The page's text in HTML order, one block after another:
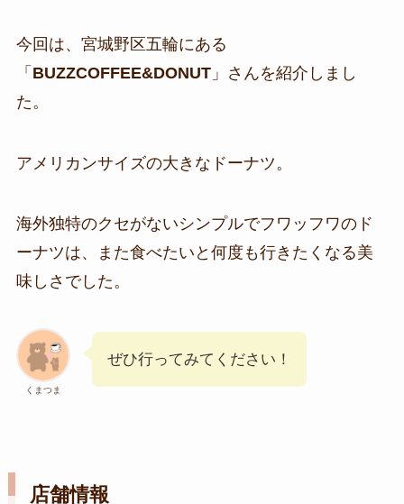
今回は、宮城野区五輪にある
「 BUZZCOFFEE&DONUT」さんを紹介しまし
た。
アメリカンサイズの大きなドーナツ。
海外独特のクセがないシンプルでフワッフワのド
ーナツは、また食べたいと何度も行きたくなる美
味しさでした。
くまつま
ぜひ行ってみてください！
店舗情報